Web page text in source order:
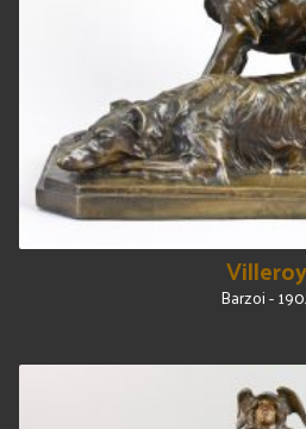
Villeroy
Barzoi -